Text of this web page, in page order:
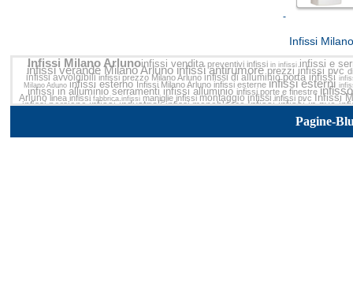
Infissi
Infissi Milano Arlunoinfissi venditapreventivi infissi in infissiinfissi e
infissi verande Milano Arlunoinfissi antirumoreprezzi infissi pvc
infissi avvolgibiliinfissi prezzo Milano Arluno infissi di alluminioporta infissi
Milano Arluno infissi esternoInfissi Milano Arluno infissi esterne infissi esterni
infissi in alluminioserramenti infissi alluminioinfissi porte e finestre
Arlunolinea infissifabbrica infissi maniglie infissimontaggio infissiinfissi pvcInfissi
infissi persianeinfissi industrialiinfissi monobloccoInfissi infissi in pvc
misure infissiinfissi
Pagine-